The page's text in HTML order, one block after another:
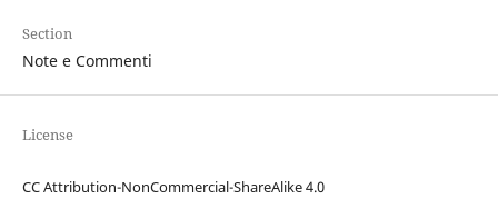
Section
Note e Commenti
License
CC Attribution-NonCommercial-ShareAlike 4.0